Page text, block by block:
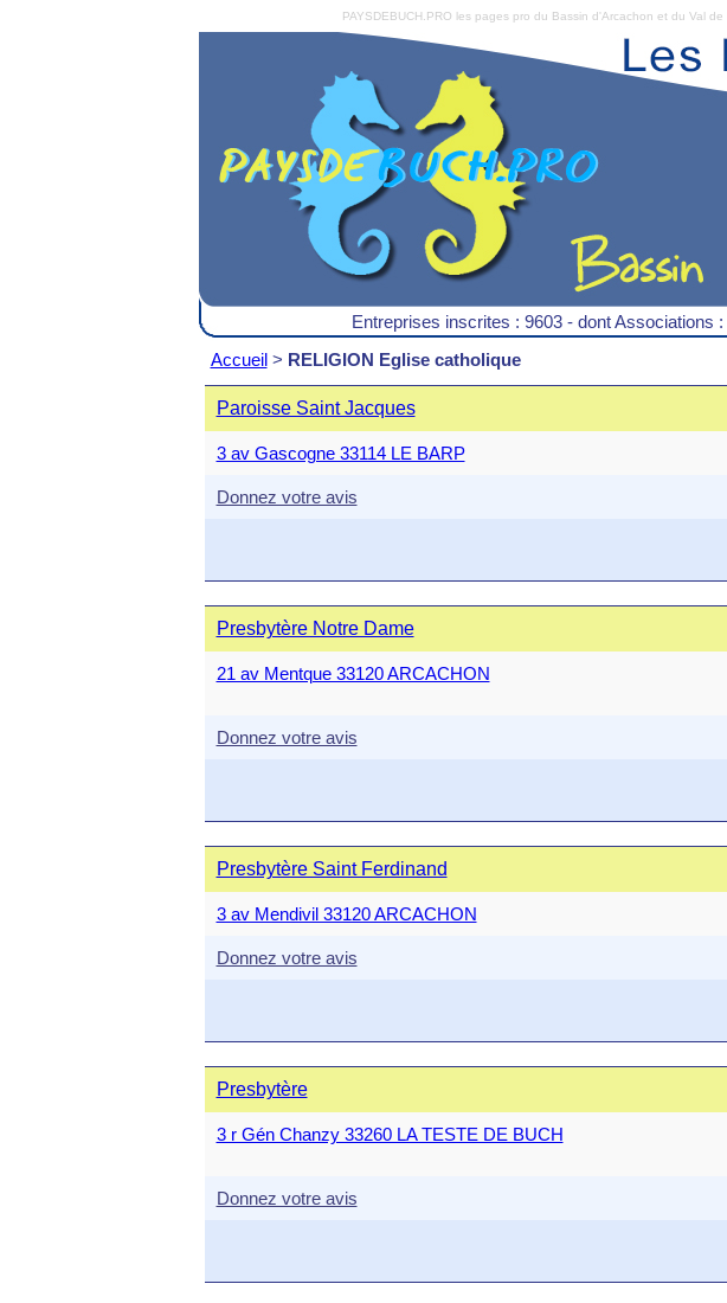
PAYSDEBUCH.PRO les pages pro du Bassin d'Arcachon et du Val
Entreprises inscrites : 9603 - dont Associations
Accueil> RELIGION Eglise catholique
Paroisse Saint Jacques
3 av Gascogne 33114 LE BARP
Donnez votre avis
Presbytère Notre Dame
21 av Mentque 33120 ARCACHON
Donnez votre avis
Presbytère Saint Ferdinand
3 av Mendivil 33120 ARCACHON
Donnez votre avis
Presbytère
3 r Gén Chanzy 33260 LA TESTE DE BUCH
Donnez votre avis